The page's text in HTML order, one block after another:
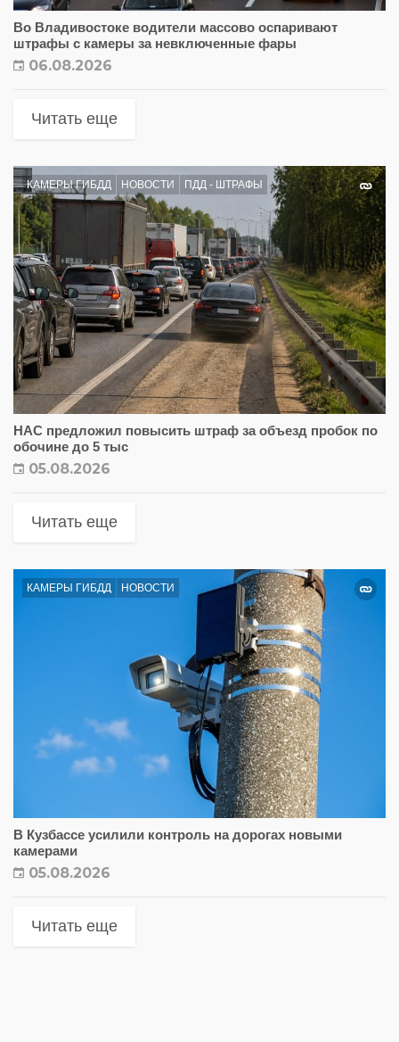
Во Владивостоке водители массово оспаривают
штрафы с камеры за невключенные фары
06.08.2026
Читать еще
КАМЕРЫ ГИБДД НОВОСТИ ПДД - ШТРАФЫ
НАС предложил повысить штраф за объезд пробок по
обочине до 5 тыс
05.08.2026
Читать еще
КАМЕРЫ ГИБДД НОВОСТИ
В Кузбассе усилили контроль на дорогах новыми
камерами
05.08.2026
Читать еще